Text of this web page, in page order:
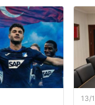
13/